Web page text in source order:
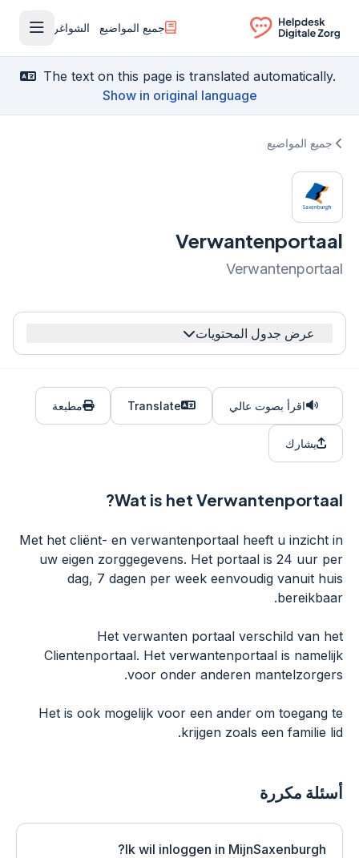
Ga naar de homepagina
جميع المواضيع الشواغر
فتح
The text on this page is translated automatically.
Show in original language
جميع المواضيع
Verwantenportaal
Verwantenportaal
عرض جدول المحتويات
اقرأ بصوت عالي Translate مطبعة
يشارك
Wat is het Verwantenportaal?
Met het cliënt- en verwantenportaal heeft u inzicht in
uw eigen zorggegevens. Het portaal is 24 uur per
dag, 7 dagen per week eenvoudig vanuit huis
bereikbaar.
Het verwanten portaal verschild van het
Clientenportaal. Het verwantenportaal is namelijk
voor onder anderen mantelzorgers.
Het is ook mogelijk voor een ander om toegang te
krijgen zoals een familie lid.
أسئلة مكررة
Ik wil inloggen in MijnSaxenburgh?